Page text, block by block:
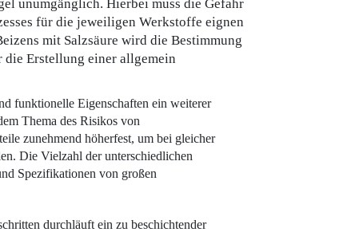
unumgänglich. Hierbei muss die Gefahr
für die jeweiligen Werkstoffe eignen
mit Salzsäure wird die Bestimmung
Erstellung einer allgemein
funktio­nelle Eigenschaften ein weiterer
Thema des Risikos von
zunehmend höherfest, um bei gleicher
Die Vielzahl der unterschiedlichen
Spezifikationen von großen
durchläuft ein zu beschichtender